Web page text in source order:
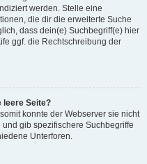
werden. Stelle eine
die dir die erweiterte Suche
dass dein(e) Suchbegriff(e) hier
ggf. die Rechtschreibung der
leere Seite?
konnte der Webserver sie nicht
gib spezifischere Suchbegriffe
Unterforen.